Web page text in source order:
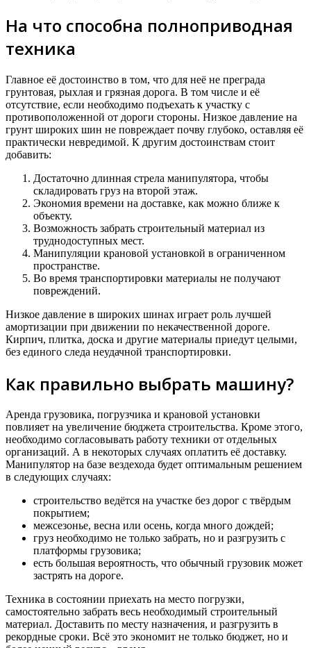
На что способна полноприводная
техника
Главное её достоинство в том, что для неё не преграда
грунтовая, рыхлая и грязная дорога. В том числе и её
отсутствие, если необходимо подъехать к участку с
противоположенной от дороги стороны. Низкое давление на
грунт широких шин не повреждает почву глубоко, оставляя её
практически невредимой. К другим достоинствам стоит
добавить:
Достаточно длинная стрела манипулятора, чтобы
складировать груз на второй этаж.
Экономия времени на доставке, как можно ближе к
объекту.
Возможность забрать строительный материал из
труднодоступных мест.
Манипуляции крановой установкой в ограниченном
пространстве.
Во время транспортировки материалы не получают
повреждений.
Низкое давление в широких шинах играет роль лучшей
амортизации при движении по некачественной дороге.
Кирпич, плитка, доска и другие материалы приедут целыми,
без единого следа неудачной транспортировки.
Как правильно выбрать машину?
Аренда грузовика, погрузчика и крановой установки
повлияет на увеличение бюджета строительства. Кроме этого,
необходимо согласовывать работу техники от отдельных
организаций. А в некоторых случаях оплатить её доставку.
Манипулятор на базе вездехода будет оптимальным решением
в следующих случаях:
строительство ведётся на участке без дорог с твёрдым
покрытием;
межсезонье, весна или осень, когда много дождей;
груз необходимо не только забрать, но и разгрузить с
платформы грузовика;
есть большая вероятность, что обычный грузовик может
застрять на дороге.
Техника в состоянии приехать на место погрузки,
самостоятельно забрать весь необходимый строительный
материал. Доставить по месту назначения, и разгрузить в
рекордные сроки. Всё это экономит не только бюджет, но и